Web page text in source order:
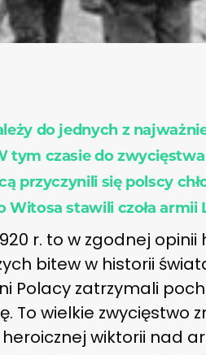
do jednych z
tym czasie do zwycięstwa
przyczynili się polscy
stawili czoła armii
r. to w zgodnej opinii
bitew w historii
Polacy zatrzymali
To wielkie zwycięstwo
heroicznej wiktorii nad